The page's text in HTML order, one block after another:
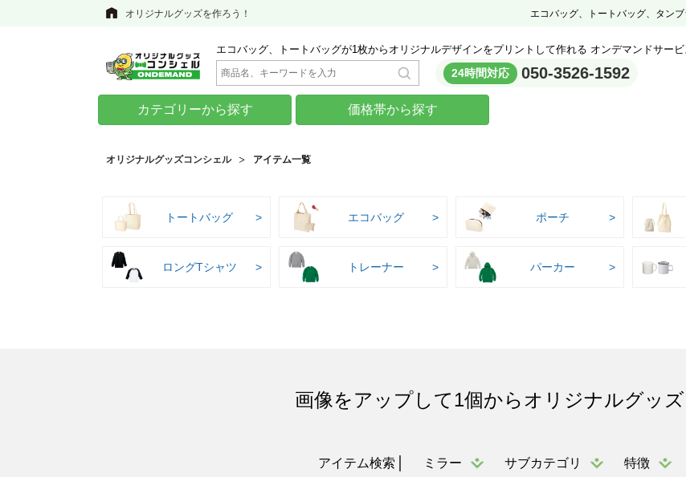
オリジナルグッズを作ろう！ エコバッグ、トートバッグ、タン
エコバッグ、トートバッグが1枚からオリジナルデザインをプリントして作れる オンデマンドサービ
24時間対応 050-3526-1592
カテゴリーから探す 価格帯から探す
オリジナルグッズコンシェル アイテム一覧
トートバッグ エコバッグ ポーチ
ロングTシャツ トレーナー パーカー
画像をアップして1個からオリジナルグッ
アイテム検索 ミラー サブカテゴリ 特徴